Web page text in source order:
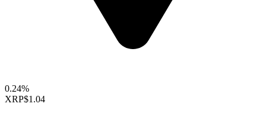
0.24%
XRP$1.04